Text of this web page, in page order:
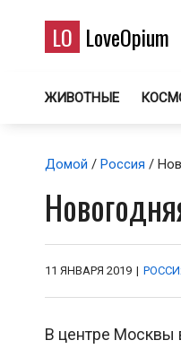
LO LoveOpium
ЖИВОТНЫЕ
Домой / Россия /
11 ЯНВАРЯ 2019 |
В центре Москвы